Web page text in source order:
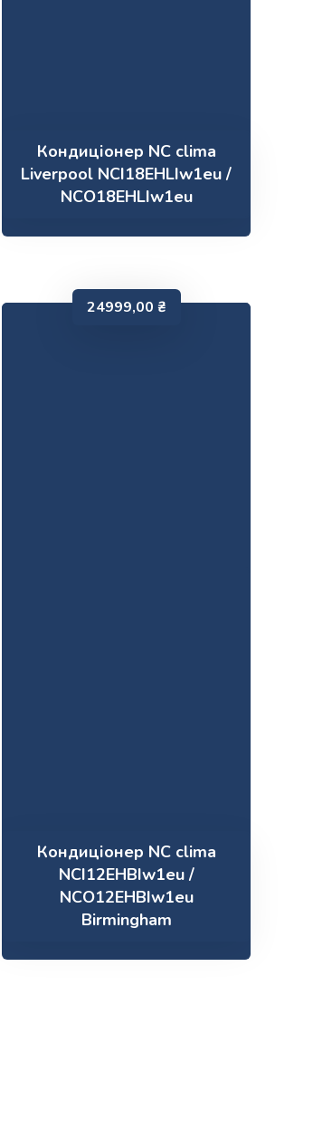
Кондиціонер NC clima
Liverpool NCI18EHLIw1eu /
NCO18EHLIw1eu
Кондиціонер NC clima
NCI12EHBIw1eu /
NCO12EHBIw1eu
Birmingham
24999,00 ₴